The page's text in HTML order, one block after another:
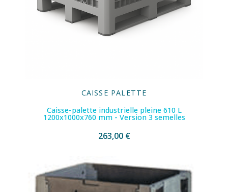
CAISSE PALETTE
Caisse-palette industrielle pleine 610 L
1200x1000x760 mm - Version 3 semelles
263,00 €